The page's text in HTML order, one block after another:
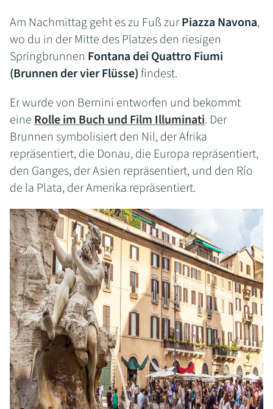
Am Nachmittag geht es zu Fuß zurPiazza Navona,
wo du in der Mitte des Platzes den riesigen
Springbrunnen Fontana dei Quattro Fiumi
(Brunnen der vier Flüsse)findest.
Er wurde von Bernini entworfen und bekommt
eineRolle im Buch und Film Illuminati. Der
Brunnen symbolisiert den Nil, der Afrika
repräsentiert, die Donau, die Europa repräsentiert,
den Ganges, der Asien repräsentiert, und den Río
de la Plata, der Amerika repräsentiert.